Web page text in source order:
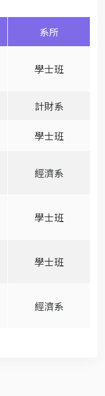
系所
學士班
計財系
學士班
經濟系
學士班
學士班
經濟系